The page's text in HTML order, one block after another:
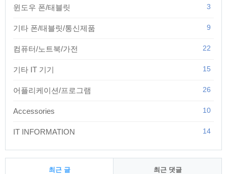
윈도우 폰/태블릿 3
기타 폰/태블릿/통신제품 9
컴퓨터/노트북/가전 22
기타 IT 기기 15
어플리케이션/프로그램 26
Accessories 10
IT INFORMATION 14
최근 글 최근 댓글